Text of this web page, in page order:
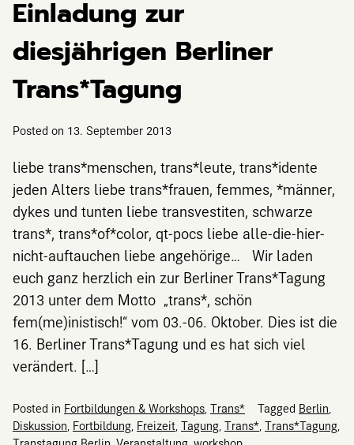
Einladung zur
diesjährigen Berliner
Trans*Tagung
Posted on 13. September 2013
liebe trans*menschen, trans*leute, trans*idente
jeden Alters liebe trans*frauen, femmes, *männer,
dykes und tunten liebe transvestiten, schwarze
trans*, trans*of*color, qt-pocs liebe alle-die-hier-
nicht-auftauchen liebe angehörige… Wir laden
euch ganz herzlich ein zur Berliner Trans*Tagung
2013 unter dem Motto „trans*, schön
fem(me)inistisch!“ vom 03.-06. Oktober. Dies ist die
16. Berliner Trans*Tagung und es hat sich viel
verändert. […]
Posted in Fortbildungen & Workshops, Trans* Tagged Berlin,
Diskussion, Fortbildung, Freizeit, Tagung, Trans*, Trans*Tagung,